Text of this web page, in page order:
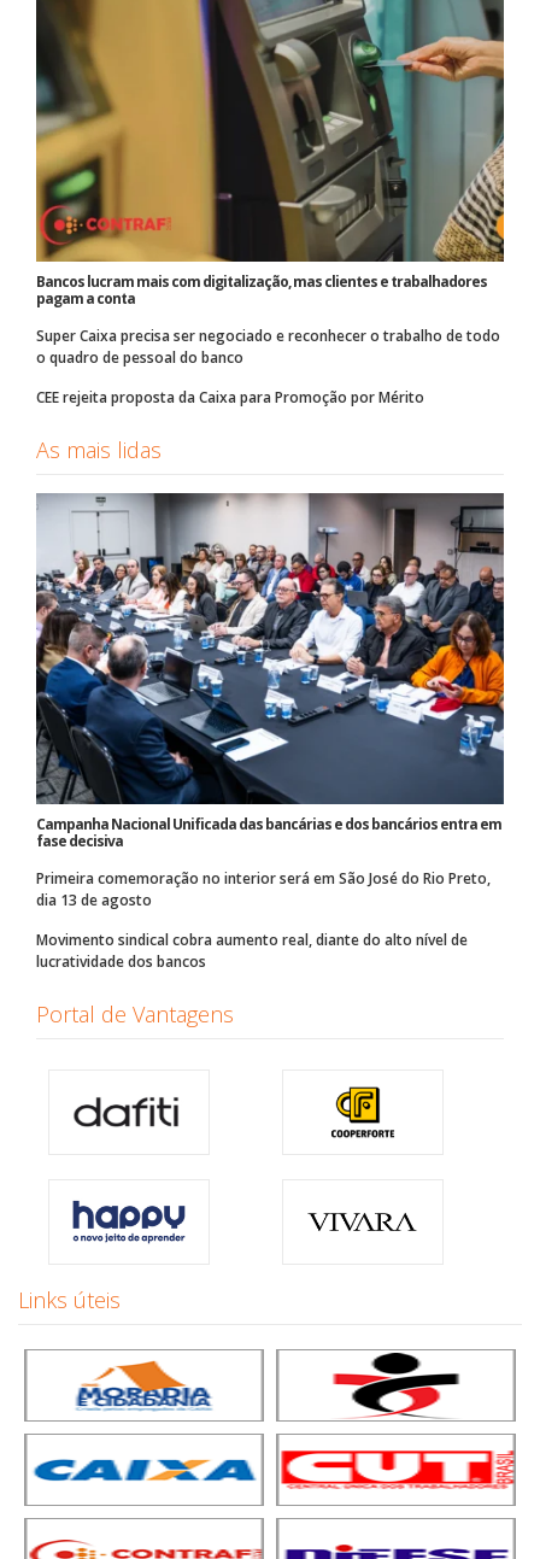
Bancos lucram mais com digitalização, mas clientes e trabalhadores
pagam a conta
Super Caixa precisa ser negociado e reconhecer o trabalho de todo
o quadro de pessoal do banco
CEE rejeita proposta da Caixa para Promoção por Mérito
As mais lidas
Campanha Nacional Unificada das bancárias e dos bancários entra em
fase decisiva
Primeira comemoração no interior será em São José do Rio Preto,
dia 13 de agosto
Movimento sindical cobra aumento real, diante do alto nível de
lucratividade dos bancos
Portal de Vantagens
Links úteis